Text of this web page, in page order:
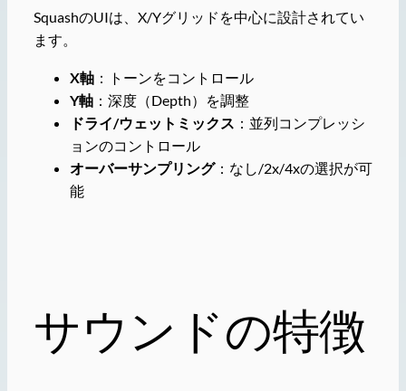
SquashのUIは、X/Yグリッドを中心に設計されてい
ます。
X軸：トーンをコントロール
Y軸：深度（Depth）を調整
ドライ/ウェットミックス ：並列コンプレッシ
ョンのコントロール
オーバーサンプリング：なし/2x/4xの選択が可
能
サウンドの特徴